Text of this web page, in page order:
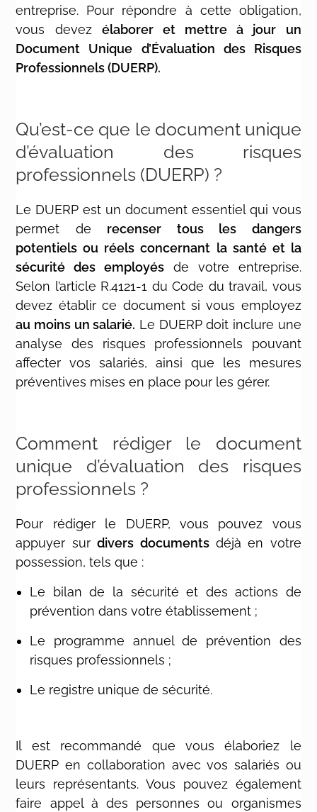
entreprise. Pour répondre à cette obligation,
vous devez élaborer et mettre à jour un
Document Unique d’Évaluation des Risques
Professionnels (DUERP).
Qu’est-ce que le document unique
d’évaluation des risques
professionnels (DUERP) ?
Le DUERP est un document essentiel qui vous
permet de recenser tous les dangers
potentiels ou réels concernant la santé et la
sécurité des employés de votre entreprise.
Selon l’article R.4121-1 du Code du travail, vous
devez établir ce document si vous employez
au moins un salarié. Le DUERP doit inclure une
analyse des risques professionnels pouvant
affecter vos salariés, ainsi que les mesures
préventives mises en place pour les gérer.
Comment rédiger le document
unique d’évaluation des risques
professionnels ?
Pour rédiger le DUERP, vous pouvez vous
appuyer surdivers documentsdéjà en votre
possession, tels que :
Le bilan de la sécurité et des actions de
prévention dans votre établissement ;
Le programme annuel de prévention des
risques professionnels ;
Le registre unique de sécurité.
Il est recommandé que vous élaboriez le
DUERP en collaboration avec vos salariés ou
leurs représentants. Vous pouvez également
faire appel à des personnes ou organismes